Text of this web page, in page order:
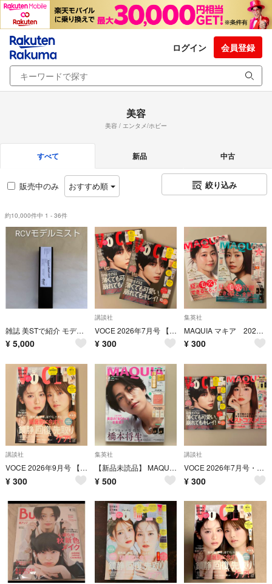
ログイン 会員登録
美容
美容 / エンタメ/ホビー
すべて 新品 中古
販売中のみ おすすめ順 絞り込み
約10,000件中 1 - 36件
雑誌 美STで紹介 モデルミスト
¥ 5,000
講談社
VOCE 2026年7月号 【雑誌のみ】 2冊セット
¥ 300
集英社
MAQUIA マキア 2026年7月号 通常版・特別版 【雑誌のみ】
¥ 300
講談社
VOCE 2026年9月号 【雑誌のみ】
¥ 300
集英社
【新品未読品】 MAQUIA マキア 2025年11月号 橋本将生さん
¥ 500
講談社
VOCE 2026年7月号・MAQUIA 2026年8月号 【雑誌のみ】
¥ 300